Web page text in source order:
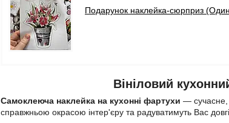
Подарунок наклейка-сюрприз
Вініловий
Самоклеюча наклейка на кухонні фартухи — сучасне,
справжньою окрасою інтер'єру та радуватимуть Вас довгі